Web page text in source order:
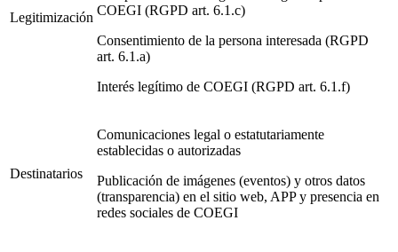
Legitimización COEGI (RGPD art. 6.1.c)
Consentimiento de la persona interesada (RGPD
art. 6.1.a)
Interés legítimo de COEGI (RGPD art. 6.1.f)
Destinatarios
Comunicaciones legal o estatutariamente
establecidas o autorizadas
Publicación de imágenes (eventos) y otros datos
(transparencia) en el sitio web, APP y presencia en
redes sociales de COEGI